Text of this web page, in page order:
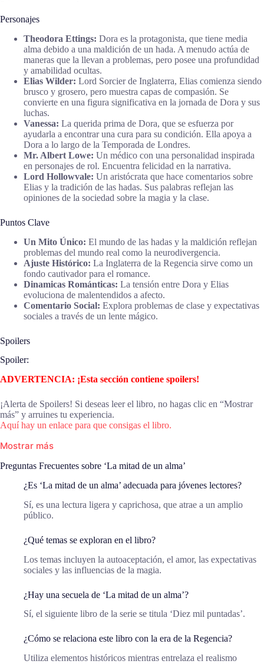
Personajes
Theodora Ettings: Dora es la protagonista, que tiene media
alma debido a una maldición de un hada. A menudo actúa de
maneras que la llevan a problemas, pero posee una profundidad
y amabilidad ocultas.
Elias Wilder: Lord Sorcier de Inglaterra, Elias comienza siendo
brusco y grosero, pero muestra capas de compasión. Se
convierte en una figura significativa en la jornada de Dora y sus
luchas.
Vanessa: La querida prima de Dora, que se esfuerza por
ayudarla a encontrar una cura para su condición. Ella apoya a
Dora a lo largo de la Temporada de Londres.
Mr. Albert Lowe: Un médico con una personalidad inspirada
en personajes de rol. Encuentra felicidad en la narrativa.
Lord Hollowvale: Un aristócrata que hace comentarios sobre
Elias y la tradición de las hadas. Sus palabras reflejan las
opiniones de la sociedad sobre la magia y la clase.
Puntos Clave
Un Mito Único: El mundo de las hadas y la maldición reflejan
problemas del mundo real como la neurodivergencia.
Ajuste Histórico: La Inglaterra de la Regencia sirve como un
fondo cautivador para el romance.
Dinamicas Románticas: La tensión entre Dora y Elias
evoluciona de malentendidos a afecto.
Comentario Social: Explora problemas de clase y expectativas
sociales a través de un lente mágico.
Spoilers
Spoiler:
ADVERTENCIA: ¡Esta sección contiene spoilers!
¡Alerta de Spoilers! Si deseas leer el libro, no hagas clic en “Mostrar
más” y arruines tu experiencia.
Aquí hay un enlace para que consigas el libro.
Mostrar más
Preguntas Frecuentes sobre ‘La mitad de un alma’
¿Es ‘La mitad de un alma’ adecuada para jóvenes lectores?
Sí, es una lectura ligera y caprichosa, que atrae a un amplio
público.
¿Qué temas se exploran en el libro?
Los temas incluyen la autoaceptación, el amor, las expectativas
sociales y las influencias de la magia.
¿Hay una secuela de ‘La mitad de un alma’?
Sí, el siguiente libro de la serie se titula ‘Diez mil puntadas’.
¿Cómo se relaciona este libro con la era de la Regencia?
Utiliza elementos históricos mientras entrelaza el realismo